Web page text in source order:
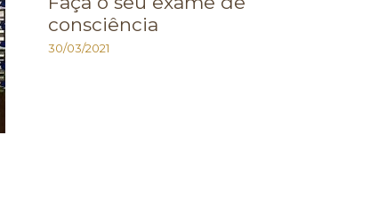
consciência
30/03/2021